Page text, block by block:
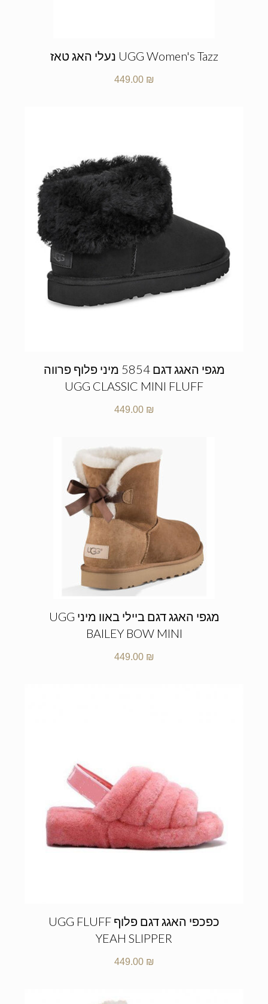
UGG Women's Tazz נעלי האג טאז
449.00 ₪
מגפי האגג דגם 5854 מיני פלוף פרווה
UGG CLASSIC MINI FLUFF
449.00 ₪
מגפי האגג דגם ביילי באוו מיני UGG
BAILEY BOW MINI
449.00 ₪
כפכפי האגג דגם פלוף UGG FLUFF
YEAH SLIPPER
449.00 ₪